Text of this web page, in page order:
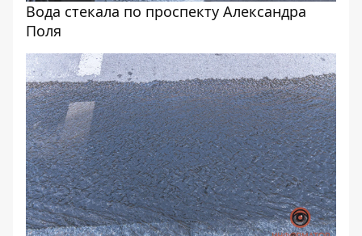
Вода стекала по проспекту Александра
Поля